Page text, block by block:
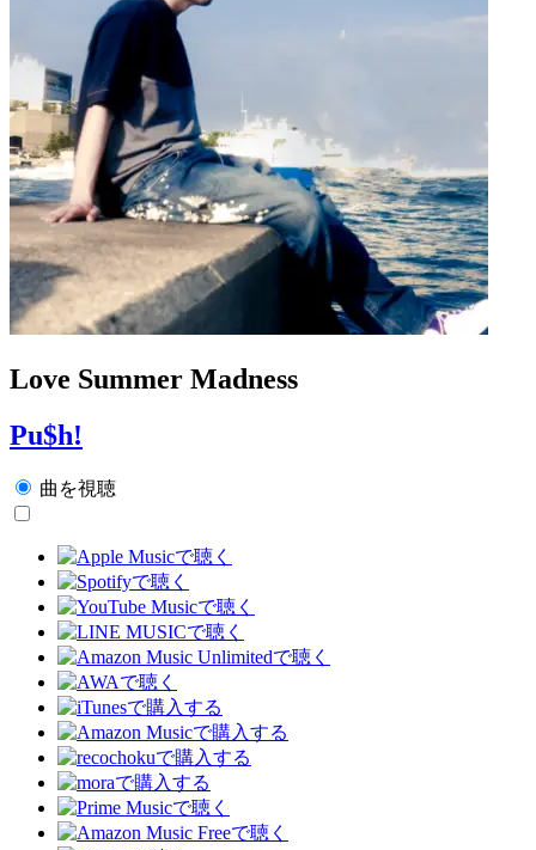
Love Summer Madness
Pu$h!
曲を視聴